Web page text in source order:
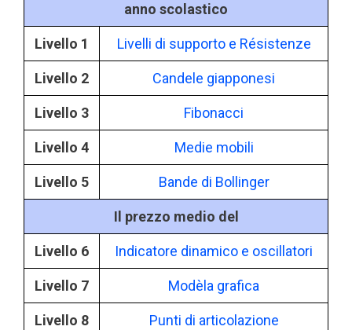
anno scolastico
Livello 1 Livelli di supporto e Résistenze
Livello 2 Candele giapponesi
Livello 3 Fibonacci
Livello 4 Medie mobili
Livello 5 Bande di Bollinger
Il prezzo medio del
Livello 6 Indicatore dinamico e oscillatori
Livello 7 Modèla grafica
Livello 8 Punti di articolazione